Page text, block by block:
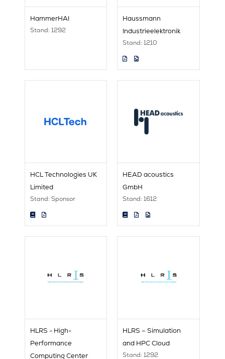
HammerHAI
Stand: 1292
Haussmann
Industrieelektronik
Stand: 1210
HCL Technologies UK
Limited
Stand: Sponsor
HEAD acoustics
GmbH
Stand: 1612
HLRS - High-
Performance
Computing Center
HLRS – Simulation
and HPC Cloud
Stand: 1292